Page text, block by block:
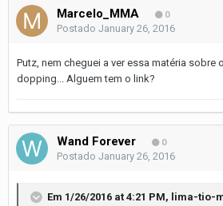
Marcelo_MMA 0
Postado January 26, 2016
Putz, nem cheguei a ver essa matéria sobre
dopping... Alguem tem o link?
Wand Forever 0
Postado January 26, 2016
Em 1/26/2016 at 4:21 PM, lima-tio-